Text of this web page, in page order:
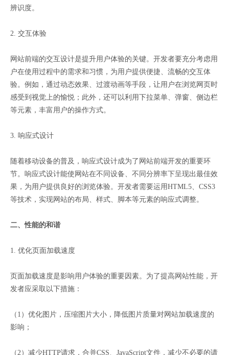
辨识度。
2. 交互体验
网站前端的交互设计是提升用户体验的关键。开发者要充分考虑用
户在使用过程中的需求和习惯，为用户提供便捷、流畅的交互体
验。例如，通过动态效果、过渡动画等手段，让用户在浏览网页时
感受到视觉上的愉悦；此外，还可以利用下拉菜单、弹窗、侧边栏
等元素，丰富用户的操作方式。
3. 响应式设计
随着移动设备的普及，响应式设计成为了网站前端开发的重要环
节。响应式设计能使网站在不同设备、不同分辨率下呈现出最佳效
果，为用户提供良好的浏览体验。开发者需要运用HTML5、CSS3
等技术，实现网站的布局、样式、脚本等元素的响应式调整。
二、性能的和谐
1. 优化页面加载速度
页面加载速度是影响用户体验的重要因素。为了提高网站性能，开
发者应采取以下措施：
（1）优化图片，压缩图片大小，降低图片质量对网站加载速度的
影响；
（2）减少HTTP请求，合并CSS、JavaScript文件，减少不必要的请